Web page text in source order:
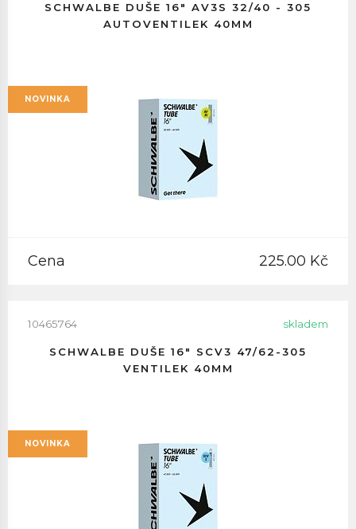
SCHWALBE DUŠE 16" AV3S 32/40 - 305
AUTOVENTILEK 40MM
NOVINKA
Cena 225.00 Kč
10465764 skladem
SCHWALBE DUŠE 16" SCV3 47/62-305
VENTILEK 40MM
NOVINKA